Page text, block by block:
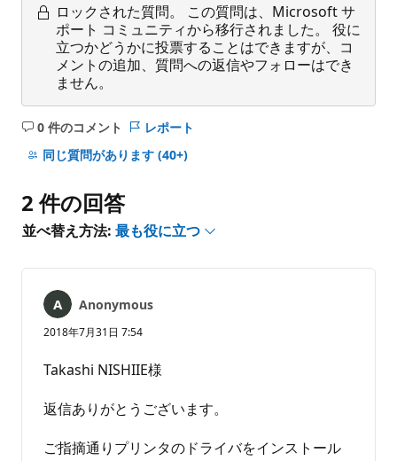
ロックされた質問。
この質問は、Microsoft サ
ポート コミュニティから移行されました。 役に
立つかどうかに投票することはできますが、コ
メントの追加、質問への返信やフォローはでき
ません。
0 件のコメント
コ
メ
は
あ
ま
ん
レポート
同じ質問があります (40+)
2 件の回答
並べ替え方法: 最も役に立つ
Anonymous
2018年7月31日 7:54
Takashi NISHIIE様
返信ありがとうございます。
ご指摘通りプリンタのドライバをインストール